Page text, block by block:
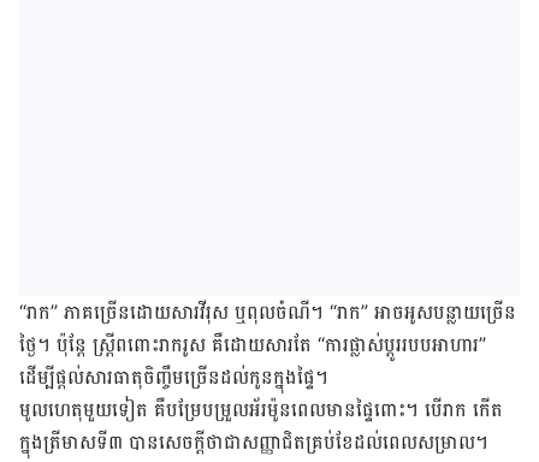
“រាក” ភាគ​ច្រើន​​ដោយសារ​វីរុស ​ឬ​ពុល​ចំណី។ “រាក” អាច​អូស​បន្លាយ​ច្រើន​
ថ្ងៃ។ ប៉ុន្តែ​ ស្ត្រី​ពពោះ​រាករូស គឺ​ដោយ​សារ​តែ “ការ​ផ្លាស់​ប្ដូរ​របប​អាហារ”
ដើម្បី​ផ្ដល់​សារធាតុ​ចិញ្ចឹម​ច្រើន​ដល់​កូន​ក្នុង​ផ្ទៃ។
មូលហេតុ​មួយ​ទៀត គឺ​បម្រែបម្រួលអ័រម៉ូន​ពេល​មាន​ផ្ទៃពោះ។ ​បើ​រាក កើត​
ក្នុង​ត្រីមាស​ទី៣​ បាន​សេចក្ដី​ថា​ជា​សញ្ញាជិត​គ្រប់​ខែដល់​ពេល​សម្រាល។